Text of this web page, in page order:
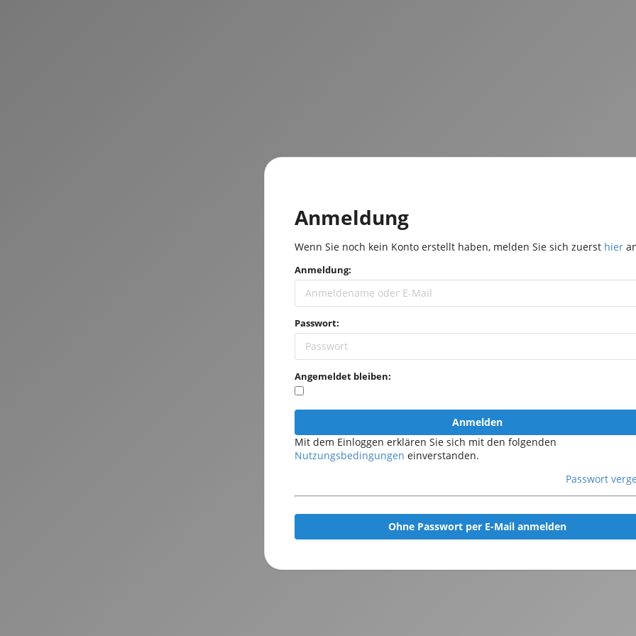
Anmeldung
Wenn Sie noch kein Konto erstellt haben, melden Sie sich zuerst hier
Anmeldung:
Passwort:
Angemeldet bleiben:
Anmelden
Mit dem Einloggen erklären Sie sich mit den folgenden
Nutzungsbedingungen einverstanden.
Passwort
Ohne Passwort per E-Mail anmelden